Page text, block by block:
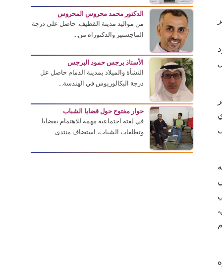
الدكتور محمد محروس المحروس
من مواليد مدينة القطيف. حاصل على درجة
الماجستير والدكتوراه من...
الأستاذ برجس حمود البرجس
النشأة والميلاد بمدينة الدمام حاصل عل
درجة البكالوريوس في الهندسة...
حوار مفتوح حول قضايا الشباب
في لفته اجتماعية مهمة للاهتمام بقضايا
وتطلعات الشباب، استضاف منتدى...